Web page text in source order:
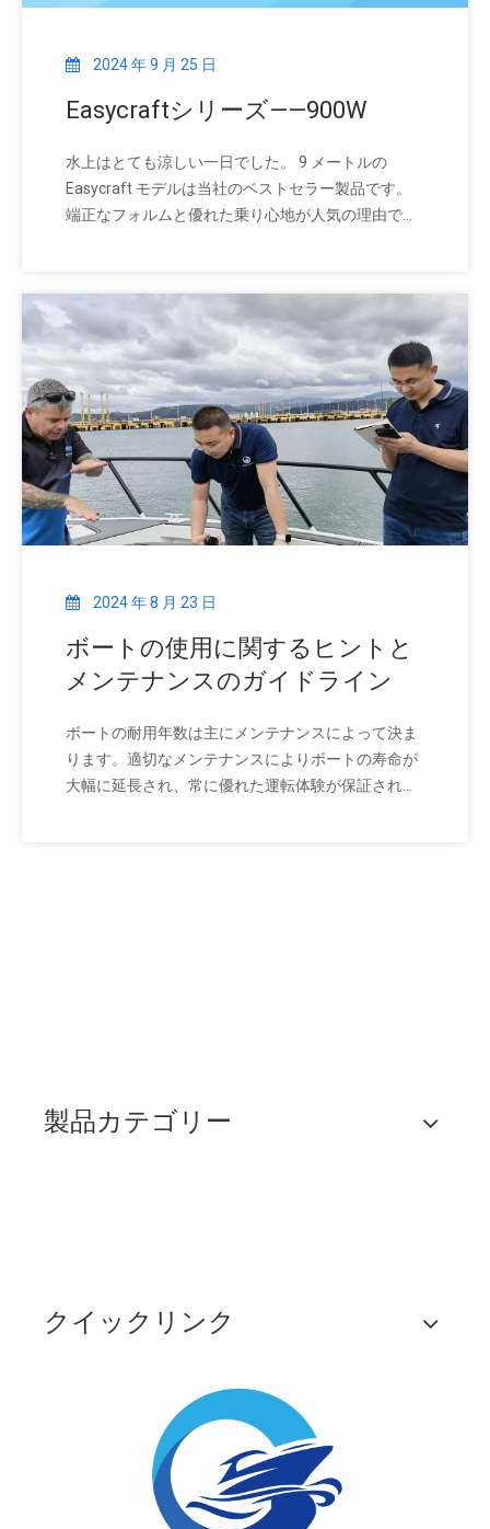
2024 年 9 月 25 日
Easycraftシリーズ——900W
水上はとても涼しい一日でした。 9 メートルの
Easycraft モデルは当社のベストセラー製品です。
端正なフォルムと優れた乗り心地が人気の理由で
2024 年 8 月 23 日
ボートの使用に関するヒントと
メンテナンスのガイドライン
ボートの耐用年数は主にメンテナンスによって決ま
ります。適切なメンテナンスによりボートの寿命が
大幅に延長され、常に優れた運転体験が保証されま
製品カテゴリー
クイックリンク